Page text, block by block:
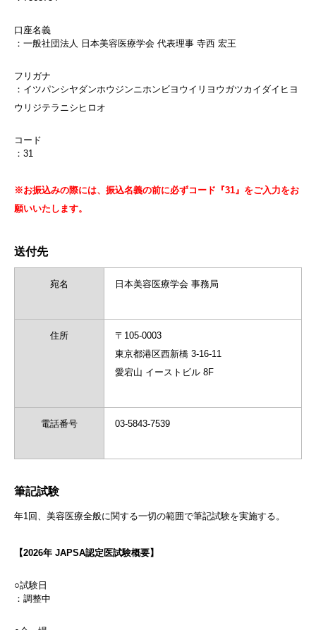
口座名義
：一般社団法人 日本美容医療学会 代表理事 寺西 宏王
フリガナ
：イツパンシヤダンホウジンニホンビヨウイリヨウガツカイダイヒヨ
ウリジテラニシヒロオ
コード
：31
※お振込みの際には、振込名義の前に必ずコード『31』をご入力をお
願いいたします。
送付先
宛名 日本美容医療学会 事務局
住所
〒105-0003
東京都港区西新橋 3-16-11
愛宕山 イーストビル 8F
電話番号 03-5843-7539
筆記試験
年1回、美容医療全般に関する一切の範囲で筆記試験を実施する。
【2026年 JAPSA認定医試験概要】
○試験日
：調整中